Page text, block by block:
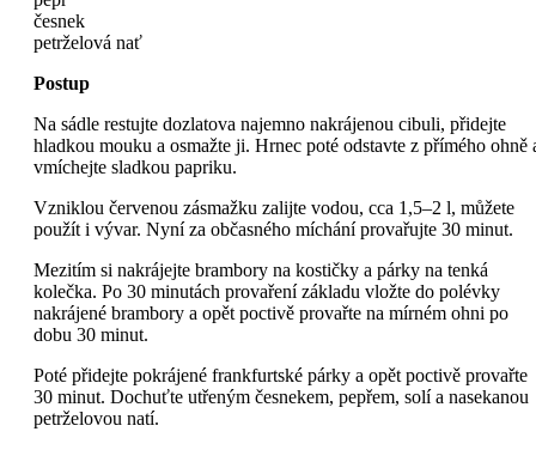
česnek
petrželová nať
Postup
Na sádle restujte dozlatova najemno nakrájenou cibuli, přidejte
hladkou mouku a osmažte ji. Hrnec poté odstavte z přímého ohně
vmíchejte sladkou papriku.
Vzniklou červenou zásmažku zalijte vodou, cca 1,5–2 l, můžete
použít i vývar. Nyní za občasného míchání provařujte 30 minut.
Mezitím si nakrájejte brambory na kostičky a párky na tenká
kolečka. Po 30 minutách provaření základu vložte do polévky
nakrájené brambory a opět poctivě provařte na mírném ohni po
dobu 30 minut.
Poté přidejte pokrájené frankfurtské párky a opět poctivě provařte
30 minut. Dochuťte utřeným česnekem, pepřem, solí a nasekanou
petrželovou natí.